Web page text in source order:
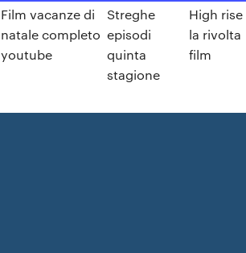
Film vacanze di
natale completo
youtube
Streghe
episodi
quinta
stagione
High rise
la rivolta
film